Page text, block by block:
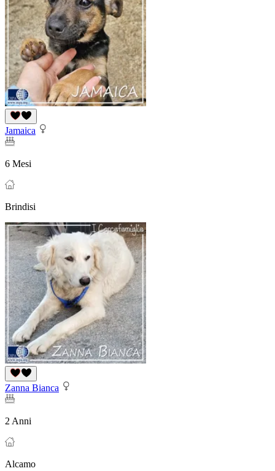
Jamaica
6 Mesi
Brindisi
Zanna Bianca
2 Anni
Alcamo